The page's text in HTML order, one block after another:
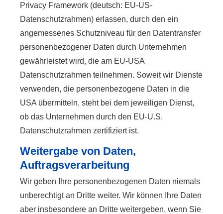
Privacy Framework (deutsch: EU-US-
Datenschutzrahmen) erlassen, durch den ein
angemessenes Schutzniveau für den Datentransfer
personenbezogener Daten durch Unternehmen
gewährleistet wird, die am EU-USA
Datenschutzrahmen teilnehmen. Soweit wir Dienste
verwenden, die personenbezogene Daten in die
USA übermitteln, steht bei dem jeweiligen Dienst,
ob das Unternehmen durch den EU-U.S.
Datenschutzrahmen zertifiziert ist.
Weitergabe von Daten,
Auftragsverarbeitung
Wir geben Ihre personenbezogenen Daten niemals
unberechtigt an Dritte weiter. Wir können Ihre Daten
aber insbesondere an Dritte weitergeben, wenn Sie